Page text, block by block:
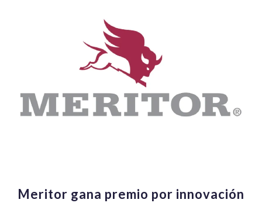
Meritor gana premio por innovación